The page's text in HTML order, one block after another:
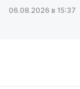
06.08.2026 в 15:37